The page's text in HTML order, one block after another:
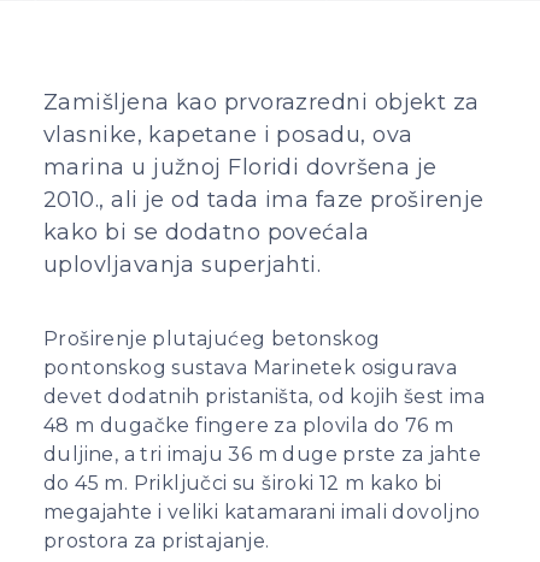
Zamišljena kao prvorazredni objekt za
vlasnike, kapetane i posadu, ova
marina u južnoj Floridi dovršena je
2010., ali je od tada ima faze proširenje
kako bi se dodatno povećala
uplovljavanja superjahti.
Proširenje plutajućeg betonskog
pontonskog sustava Marinetek osigurava
devet dodatnih pristaništa, od kojih šest ima
48 m dugačke fingere za plovila do 76 m
duljine, a tri imaju 36 m duge prste za jahte
do 45 m. Priključci su široki 12 m kako bi
megajahte i veliki katamarani imali dovoljno
prostora za pristajanje.